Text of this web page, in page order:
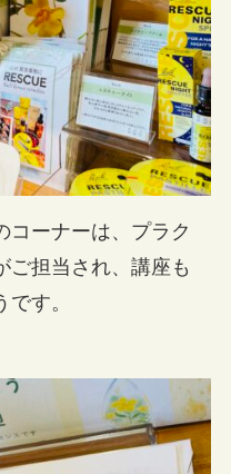
コーナーは、プラク
ご担当され、講座も
す。